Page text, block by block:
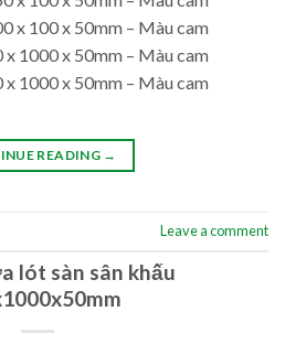
x 100 x 50mm – Màu cam
1000 x 50mm – Màu cam
1000 x 50mm – Màu cam
READING →
Leave a comment
lót sàn sân khấu